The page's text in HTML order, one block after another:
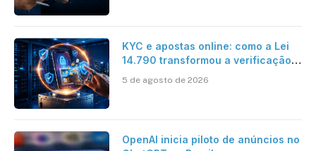
KYC e apostas online: como a Lei
14.790 transformou a verificação
brasileiro
5 de agosto de 2026
OpenAI inicia piloto de anúncios no